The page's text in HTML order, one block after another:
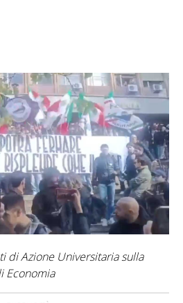
di Azione Universitaria sulla
Economia